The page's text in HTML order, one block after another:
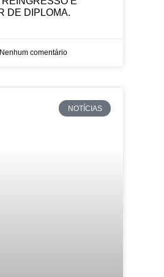
DE DIPLOMA.
Nenhum comentário
NOTÍCIAS